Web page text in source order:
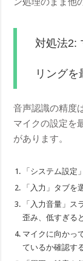
対処法2:
リングを
音声認識の精度
マイクの設定を
があります。
「システム設
「入力」タブを
「入力音量」ス
歪み、低すぎる
マイクに向かっ
ているか確認す